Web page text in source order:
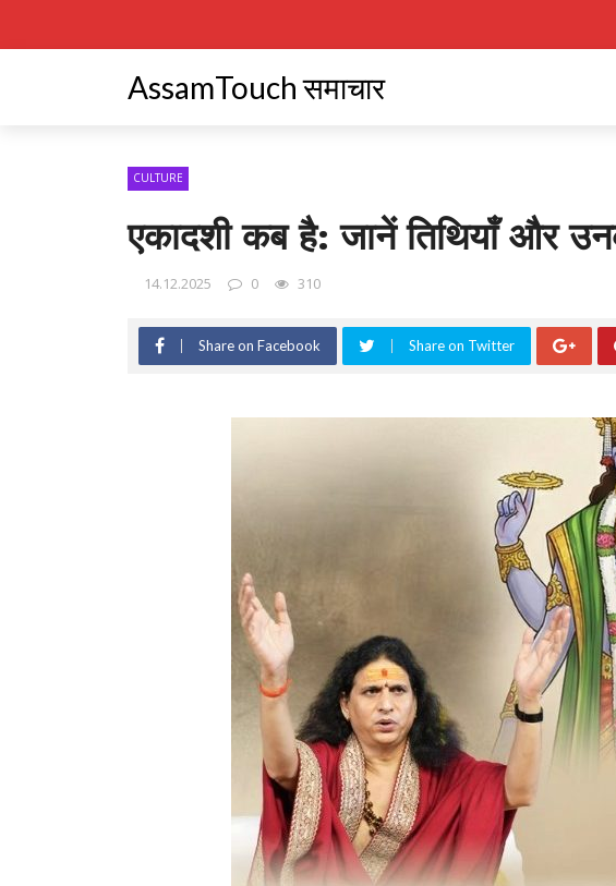
AssamTouch समाचार
CULTURE
एकादशी कब है: जानें तिथियाँ और
14.12.2025 0 310
Share on Facebook Share on Twitter